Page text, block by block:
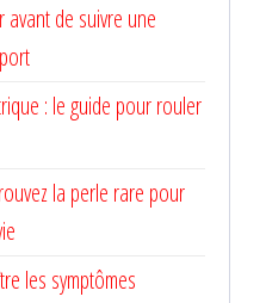
avant de suivre une
: le guide pour rouler
la perle rare pour
les symptômes